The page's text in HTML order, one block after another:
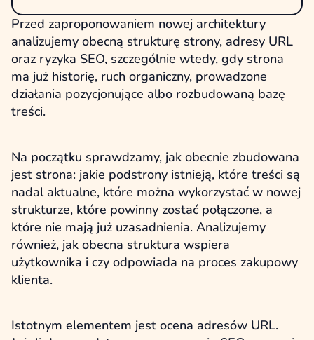
Przed zaproponowaniem nowej architektury
analizujemy obecną strukturę strony, adresy URL
oraz ryzyka SEO, szczególnie wtedy, gdy strona
ma już historię, ruch organiczny, prowadzone
działania pozycjonujące albo rozbudowaną bazę
treści.
Na początku sprawdzamy, jak obecnie zbudowana
jest strona: jakie podstrony istnieją, które treści są
nadal aktualne, które można wykorzystać w nowej
strukturze, które powinny zostać połączone, a
które nie mają już uzasadnienia. Analizujemy
również, jak obecna struktura wspiera
użytkownika i czy odpowiada na proces zakupowy
klienta.
Istotnym elementem jest ocena adresów URL.